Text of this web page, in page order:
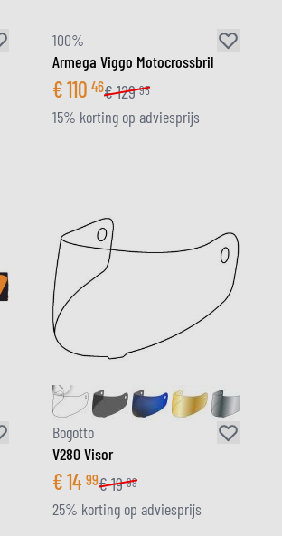
100%
Armega Viggo Motocrossbril
€110 46€129 95
15% korting op adviesprijs
Bogotto
V280 Visor
€14 99€19 99
25% korting op adviesprijs